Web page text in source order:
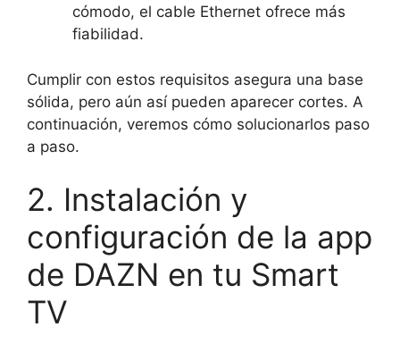
cómodo, el cable Ethernet ofrece más
fiabilidad.
Cumplir con estos requisitos asegura una base
sólida, pero aún así pueden aparecer cortes. A
continuación, veremos cómo solucionarlos paso
a paso.
2. Instalación y
configuración de la app
de DAZN en tu Smart
TV